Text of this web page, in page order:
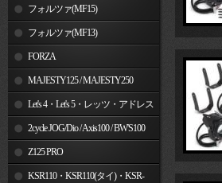
フォルツァ(MF15)
フォルツァ(MF13)
FORZA
MAJESTY125 / MAJESTY250
Let's 4・Let's 5・レッツ・アドレス
V50 2cycle JOG/Dio / Axis100 / BW'S100
Z125 PRO
KSR110・KSR110(タイ)・KSR-